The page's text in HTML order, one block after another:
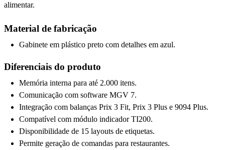
alimentar.
Material de fabricação
Gabinete em plástico preto com detalhes em azul.
Diferenciais do produto
Memória interna para até 2.000 itens.
Comunicação com software MGV 7.
Integração com balanças Prix 3 Fit, Prix 3 Plus e 9094 Plus.
Compatível com módulo indicador TI200.
Disponibilidade de 15 layouts de etiquetas.
Permite geração de comandas para restaurantes.